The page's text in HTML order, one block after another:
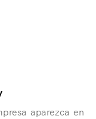
aparezca en